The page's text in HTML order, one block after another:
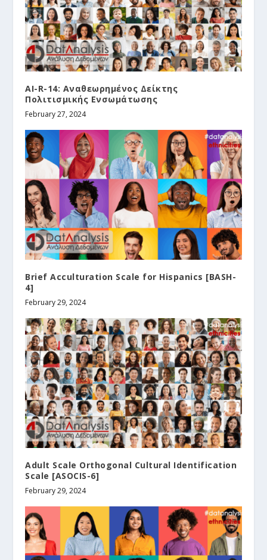
AI-R-14: Αναθεωρημένος Δείκτης
Πολιτισμικής Ενσωμάτωσης
February 27, 2024
Brief Acculturation Scale for Hispanics [BASH-
4]
February 29, 2024
Adult Scale Orthogonal Cultural Identification
Scale [ASOCIS-6]
February 29, 2024